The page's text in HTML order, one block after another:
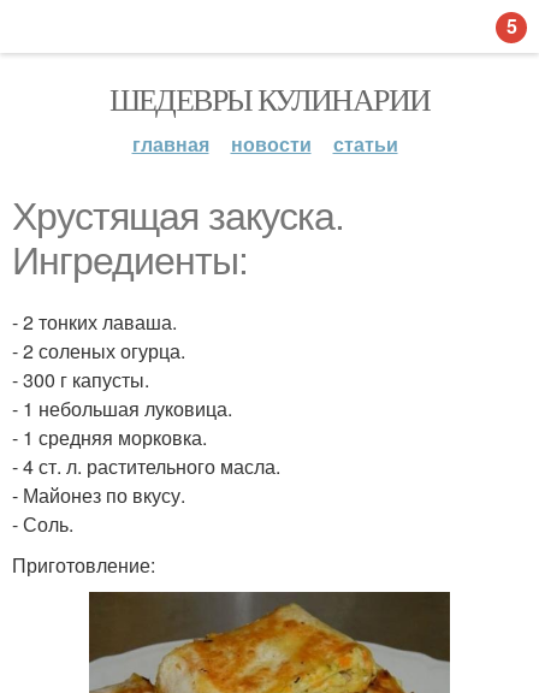
ШЕДЕВРЫ КУЛИНАРИИ
главная новости статьи
Хрустящая закуска.
Ингредиенты:
- 2 тонких лаваша.
- 2 соленых огурца.
- 300 г капусты.
- 1 небольшая луковица.
- 1 средняя морковка.
- 4 ст. л. растительного масла.
- Майонез по вкусу.
- Соль.
Приготовление:
5